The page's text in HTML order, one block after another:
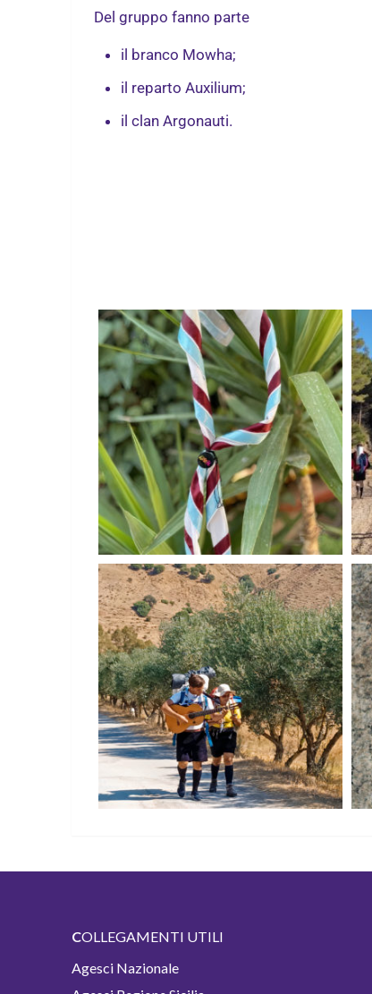
Del gruppo fanno parte
il branco Mowha;
il reparto Auxilium;
il clan Argonauti.
COLLEGAMENTI UTILI
Agesci Nazionale